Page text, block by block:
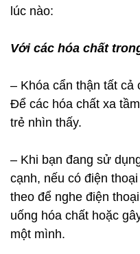
lúc nào:
Với các hóa chất
– Khóa cẩn thận tất cả
Để các hóa chất xa
trẻ nhìn thấy.
– Khi bạn đang sử
cạnh, nếu có điện
theo để nghe điện
uống hóa chất hoặc
một mình.